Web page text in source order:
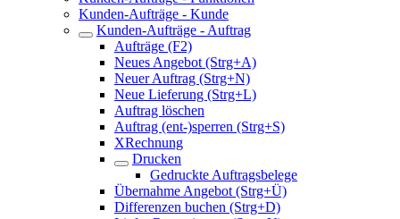
Kunden-Aufträge - Kunde
Kunden-Aufträge - Auftrag
Aufträge (F2)
Neues Angebot (Strg+A)
Neuer Auftrag (Strg+N)
Neue Lieferung (Strg+L)
Auftrag löschen
Auftrag (ent-)sperren (Strg+S)
XRechnung
Drucken
Gedruckte Auftragsbelege
Übernahme Angebot (Strg+Ü)
Differenzen buchen (Strg+D)